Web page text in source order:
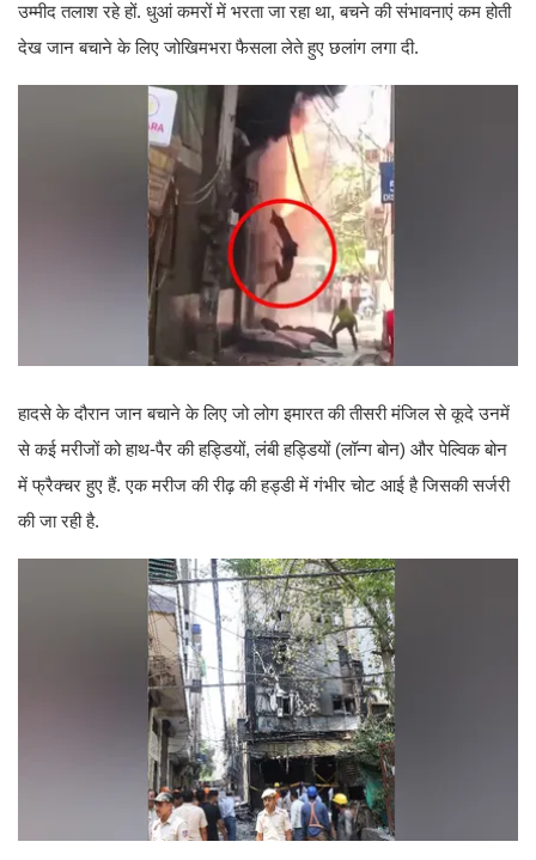
उम्मीद तलाश रहे हों. धुआं कमरों में भरता जा रहा था, बचने की संभावनाएं कम होती
देख जान बचाने के लिए जोखिमभरा फैसला लेते हुए छलांग लगा दी.
हादसे के दौरान जान बचाने के लिए जो लोग इमारत की तीसरी मंजिल से कूदे उनमें
से कई मरीजों को हाथ-पैर की हड्डियों, लंबी हड्डियों (लॉन्ग बोन) और पेल्विक बोन
में फ्रैक्चर हुए हैं. एक मरीज की रीढ़ की हड्डी में गंभीर चोट आई है जिसकी सर्जरी
की जा रही है.